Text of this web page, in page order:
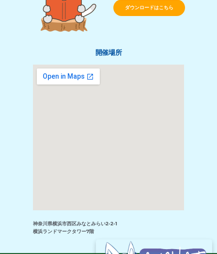
ダウンロードはこちら
開催場所
神奈川県横浜市西区みなとみらい2-2-1
横浜ランドマークタワー7階